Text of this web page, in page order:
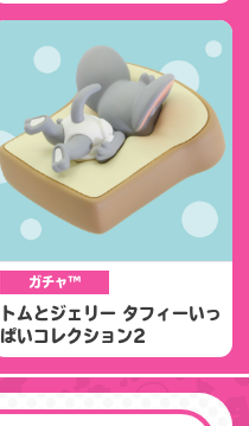
ガチャ™
トムとジェリー タフィーいっ
ぱいコレクション2